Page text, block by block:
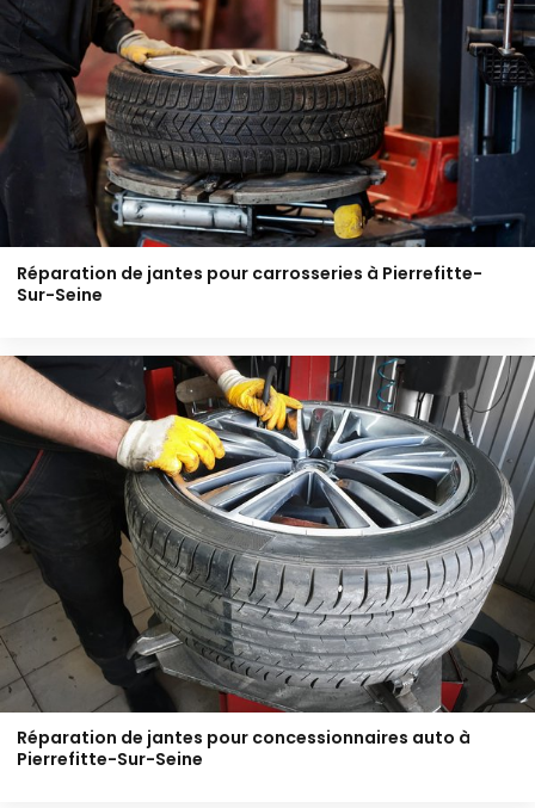
Réparation de jantes pour carrosseries à Pierrefitte-
Sur-Seine
Réparation de jantes pour concessionnaires auto à
Pierrefitte-Sur-Seine